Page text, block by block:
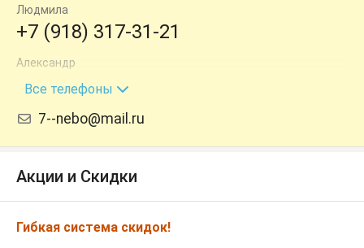
Людмила
+7 (918) 317-31-21
Александр
+7 (921) 734-31-75
Все телефоны
7--nebo@mail.ru
Акции и Скидки
Гибкая система скидок!